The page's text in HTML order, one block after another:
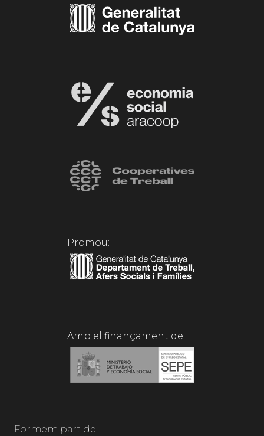
Promou:
Amb el finançament de:
Formem part de: